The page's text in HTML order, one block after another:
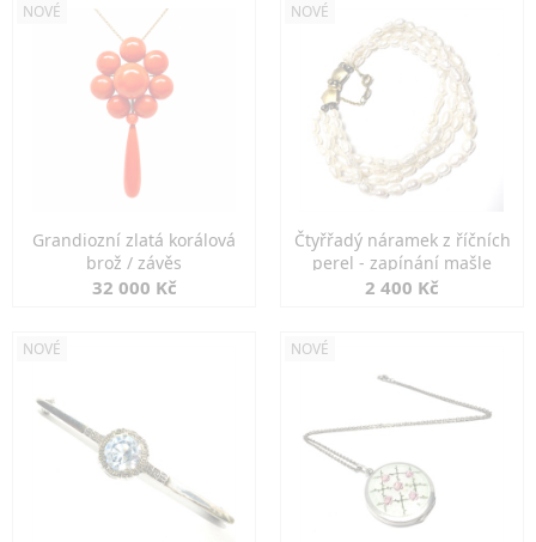
NOVÉ
Grandiozní zlatá korálová
brož / závěs
32 000 Kč
NOVÉ
Čtyřřadý náramek z říčních
perel - zapínání mašle
2 400 Kč
NOVÉ NOVÉ